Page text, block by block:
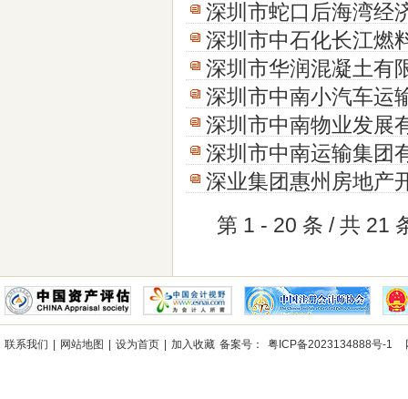
深圳市蛇口后海湾经
深圳市中石化长江燃
深圳市华润混凝土有
深圳市中南小汽车运
深圳市中南物业发展
深圳市中南运输集团
深业集团惠州房地产
第 1 - 20 条 / 共 21
联系我们 网站地图 设为首页 加入收藏 备案号： 粤ICP备2023134888号-1